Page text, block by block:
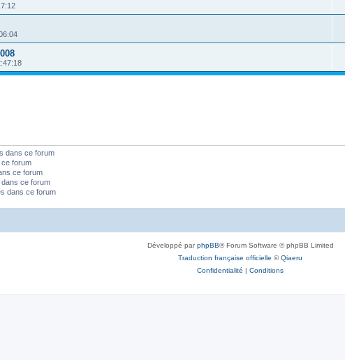
dans ce forum
forum
ce forum
ce forum
dans ce forum
Développé parphpBB® Forum Software © phpBB Limited
Traduction française officielle ©Qiaeru
Confidentialité | Conditions